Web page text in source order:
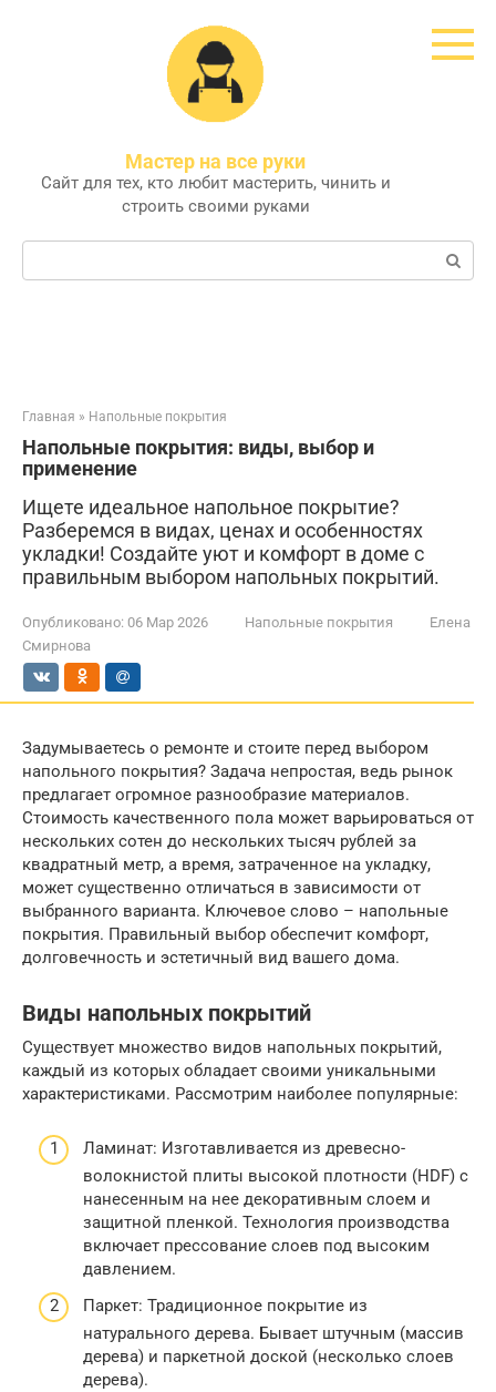
Мастер на все руки
Сайт для тех, кто любит мастерить, чинить и
строить своими руками
Поиск:
Главная » Напольные покрытия
Напольные покрытия: виды, выбор и
применение
Ищете идеальное напольное покрытие?
Разберемся в видах, ценах и особенностях
укладки! Создайте уют и комфорт в доме с
правильным выбором напольных покрытий.
Опубликовано: 06 Мар 2026 Напольные покрытия
Елена
Смирнова
Задумываетесь о ремонте и стоите перед выбором
напольного покрытия? Задача непростая, ведь рынок
предлагает огромное разнообразие материалов.
Стоимость качественного пола может варьироваться от
нескольких сотен до нескольких тысяч рублей за
квадратный метр, а время, затраченное на укладку,
может существенно отличаться в зависимости от
выбранного варианта. Ключевое слово – напольные
покрытия. Правильный выбор обеспечит комфорт,
долговечность и эстетичный вид вашего дома.
Виды напольных покрытий
Существует множество видов напольных покрытий,
каждый из которых обладает своими уникальными
характеристиками. Рассмотрим наиболее популярные:
Ламинат: Изготавливается из древесно-
волокнистой плиты высокой плотности (HDF) с
нанесенным на нее декоративным слоем и
защитной пленкой. Технология производства
включает прессование слоев под высоким
давлением.
Паркет: Традиционное покрытие из
натурального дерева. Бывает штучным (массив
дерева) и паркетной доской (несколько слоев
дерева).